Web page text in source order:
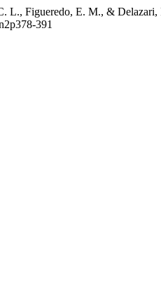
C. L., Figueredo, E. M., &
391